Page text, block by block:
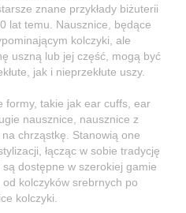
znane przykłady biżuterii
lat temu. Nausznice, będące
kolczyki, ale
uszną lub jej część, mogą być
jak i nieprzekłute uszy.
formy, takie jak ear cuffs, ear
nausznice, nausznice z
chrząstkę. Stanowią one
łącząc w sobie tradycję
dostępne w szerokiej gamie
kolczyków srebrnych po
kolczyki.